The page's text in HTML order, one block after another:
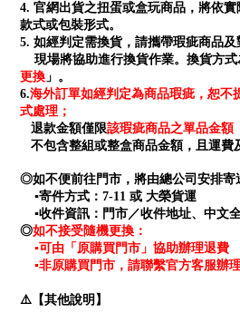
4. 官網出貨之扭蛋或盒玩商品，將依
款式或包裝形式。
5. 如經判定需換貨，請攜帶瑕疵商品及
現場將協助進行換貨作業。換貨方式
更換 」。
6.海外訂單如經判定為商品瑕疵，恕不
式處理；
退款金額僅限該瑕疵商品之單品金額
不包含整組或整盒商品金額，且運費
◎如不便前往門市，將由總公司安排寄
▪寄件方式：7-11 或 大榮貨運
▪收件資訊：門市／收件地址、中文
◎如不接受隨機更換：
▪可由「原購買門市」協助辦理退費
▪非原購買門市，請聯繫官方客服辦
⚠️【其他說明】